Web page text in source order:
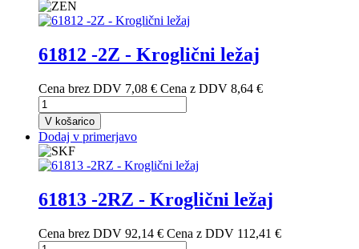
61812 -2Z - Kroglični ležaj
Cena brez DDV 7,08 € Cena z DDV 8,64 €
V košarico
Dodaj v primerjavo
61813 -2RZ - Kroglični ležaj
Cena brez DDV 92,14 € Cena z DDV 112,41 €